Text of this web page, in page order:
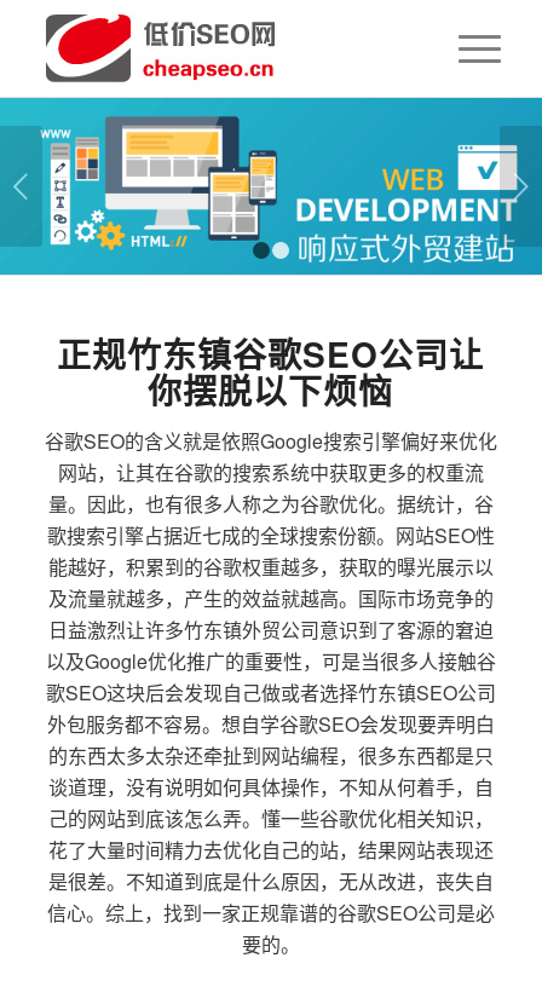
下一页
1 2
正规竹东镇谷歌SEO公司让
你摆脱以下烦恼
谷歌SEO的含义就是依照Google搜索引擎偏好来优化
网站，让其在谷歌的搜索系统中获取更多的权重流
量。因此，也有很多人称之为谷歌优化。据统计，谷
歌搜索引擎占据近七成的全球搜索份额。网站SEO性
能越好，积累到的谷歌权重越多，获取的曝光展示以
及流量就越多，产生的效益就越高。国际市场竞争的
日益激烈让许多竹东镇外贸公司意识到了客源的窘迫
以及Google优化推广的重要性，可是当很多人接触谷
歌SEO这块后会发现自己做或者选择竹东镇SEO公司
外包服务都不容易。想自学谷歌SEO会发现要弄明白
的东西太多太杂还牵扯到网站编程，很多东西都是只
谈道理，没有说明如何具体操作，不知从何着手，自
己的网站到底该怎么弄。懂一些谷歌优化相关知识，
花了大量时间精力去优化自己的站，结果网站表现还
是很差。不知道到底是什么原因，无从改进，丧失自
信心。综上，找到一家正规靠谱的谷歌SEO公司是必
要的。